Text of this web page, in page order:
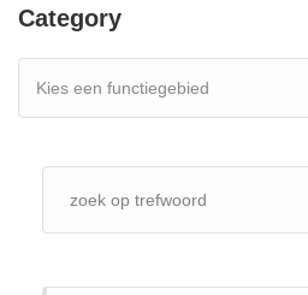
Category